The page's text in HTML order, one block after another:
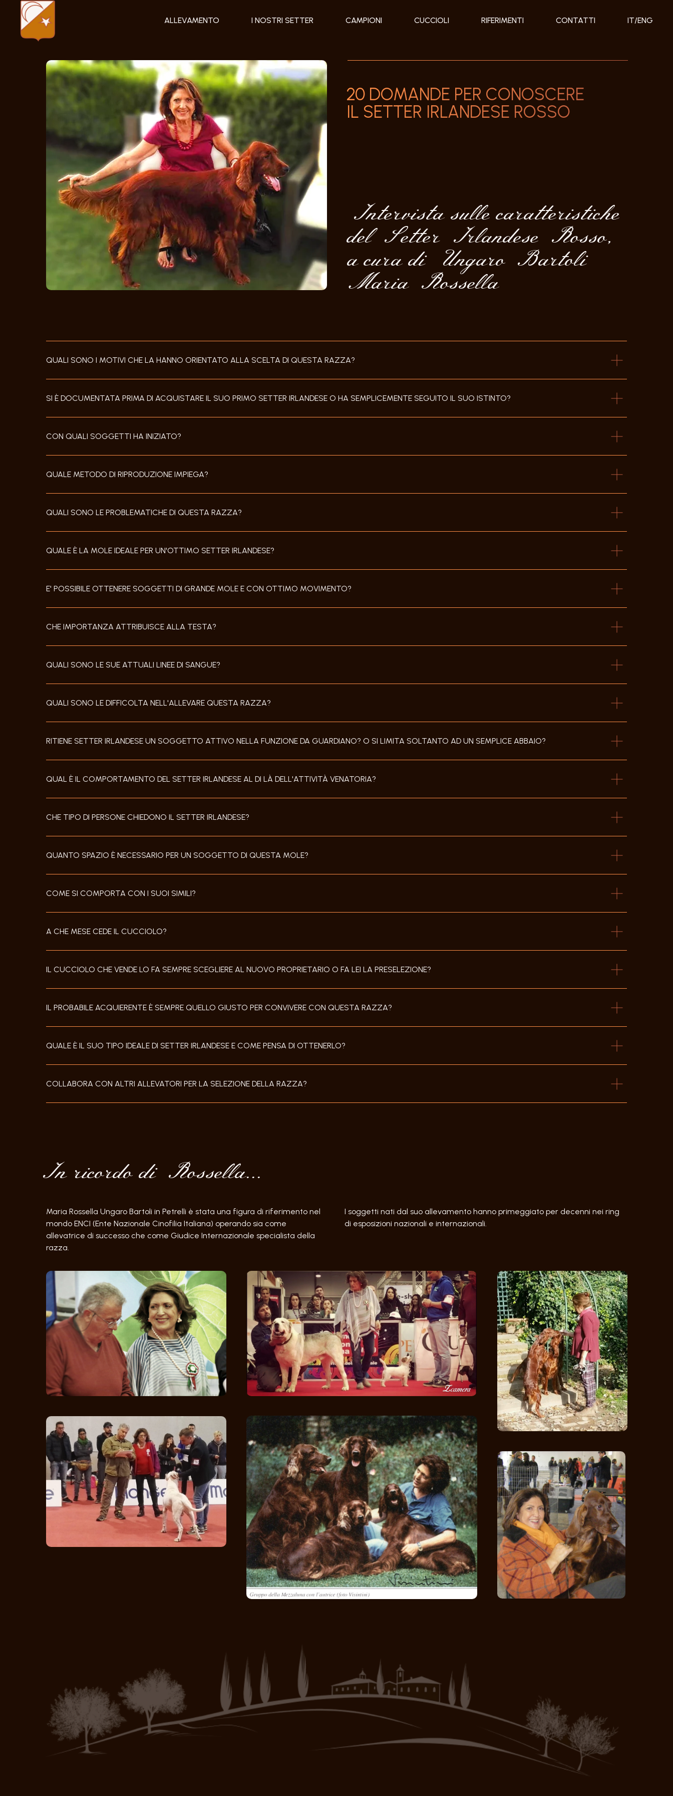
ALLEVAMENTO I NOSTRI SETTER CAMPIONI CUCCIOLI RIFERIMENTI CONTATTI IT/ENG
Intervista sulle caratteristiche
del Setter Irlandese Rosso,
a cura di Ungaro Bartoli
Maria Rossella
20 DOMANDE PER CONOSCERE
IL SETTER IRLANDESE ROSSO
QUALI SONO I MOTIVI CHE LA HANNO ORIENTATO ALLA SCELTA DI QUESTA RAZZA?
SI È DOCUMENTATA PRIMA DI ACQUISTARE IL SUO PRIMO SETTER IRLANDESE O HA SEMPLICEMENTE SEGUITO IL SUO ISTINTO?
CON QUALI SOGGETTI HA INIZIATO?
QUALE METODO DI RIPRODUZIONE IMPIEGA?
QUALI SONO LE PROBLEMATICHE DI QUESTA RAZZA?
QUALE È LA MOLE IDEALE PER UN'OTTIMO SETTER IRLANDESE?
E' POSSIBILE OTTENERE SOGGETTI DI GRANDE MOLE E CON OTTIMO MOVIMENTO?
CHE IMPORTANZA ATTRIBUISCE ALLA TESTA?
QUALI SONO LE SUE ATTUALI LINEE DI SANGUE?
QUALI SONO LE DIFFICOLTA NELL'ALLEVARE QUESTA RAZZA?
RITIENE SETTER IRLANDESE UN SOGGETTO ATTIVO NELLA FUNZIONE DA GUARDIANO? O SI LIMITA SOLTANTO AD UN SEMPLICE ABBAIO?
QUAL È IL COMPORTAMENTO DEL SETTER IRLANDESE AL DI LÀ DELL'ATTIVITÀ VENATORIA?
CHE TIPO DI PERSONE CHIEDONO IL SETTER IRLANDESE?
QUANTO SPAZIO È NECESSARIO PER UN SOGGETTO DI QUESTA MOLE?
COME SI COMPORTA CON I SUOI SIMILI?
A CHE MESE CEDE IL CUCCIOLO?
IL CUCCIOLO CHE VENDE LO FA SEMPRE SCEGLIERE AL NUOVO PROPRIETARIO O FA LEI LA PRESELEZIONE?
IL PROBABILE ACQUIERENTE È SEMPRE QUELLO GIUSTO PER CONVIVERE CON QUESTA RAZZA?
QUALE È IL SUO TIPO IDEALE DI SETTER IRLANDESE E COME PENSA DI OTTENERLO?
COLLABORA CON ALTRI ALLEVATORI PER LA SELEZIONE DELLA RAZZA?
In ricordo di Rossella...
I soggetti nati dal suo allevamento hanno primeggiato per decenni nei ring
di esposizioni nazionali e internazionali.
Maria Rossella Ungaro Bartoli in Petrelli è stata una figura di riferimento nel
mondo ENCI (Ente Nazionale Cinofilia Italiana) operando sia come
allevatrice di successo che come Giudice Internazionale specialista della
razza.